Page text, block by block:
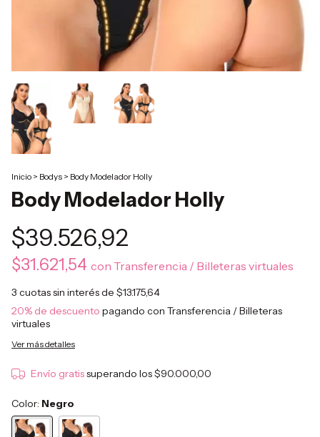
Inicio > Bodys > Body Modelador Holly
Body Modelador Holly
$39.526,92
$31.621,54 con Transferencia / Billeteras virtuales
3 cuotas sin interés de $13.175,64
20% de descuento pagando con Transferencia / Billeteras
virtuales
Ver más detalles
Envío gratissuperando los$90.000,00
Color: Negro